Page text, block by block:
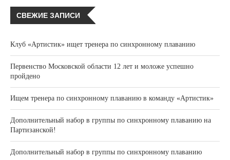
СВЕЖИЕ ЗАПИСИ
Клуб «Артистик» ищет тренера по синхронному плаванию
Первенство Московской области 12 лет и моложе успешно
пройдено
Ищем тренера по синхронному плаванию в команду «Артистик»
Дополнительный набор в группы по синхронному плаванию на
Партизанской!
Дополнительный набор в группы по синхронному плаванию